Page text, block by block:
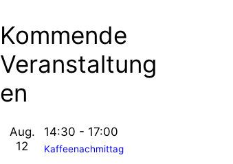
Kommende
Veranstaltung
en
Aug.
12
14:30 - 17:00
Kaffeenachmittag